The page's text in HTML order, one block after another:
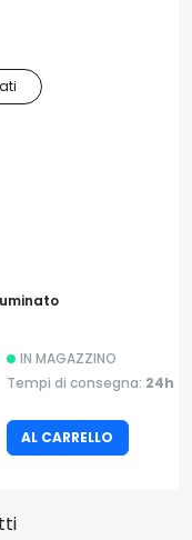
IN MAGAZZINO
Tempi di consegna: 24h
AL CARRELLO